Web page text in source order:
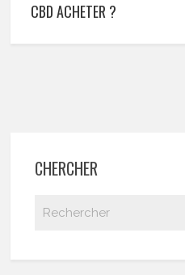
CBD ACHETER ?
CHERCHER